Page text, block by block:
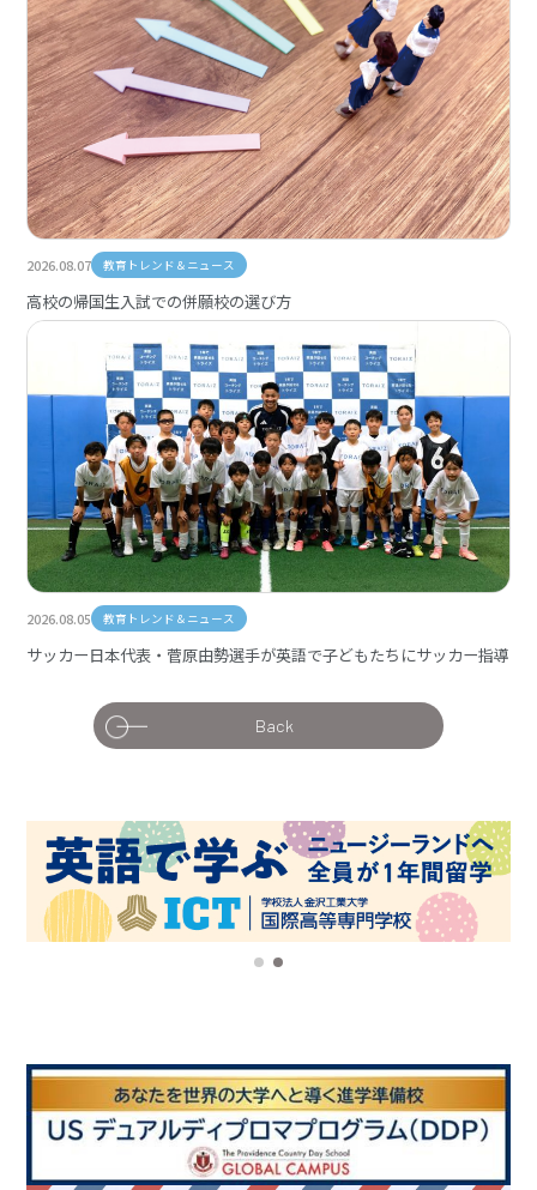
2026.08.07 教育トレンド＆ニュース
高校の帰国生入試での併願校の選び方
2026.08.05 教育トレンド＆ニュース
サッカー日本代表・菅原由勢選手が英語で子どもたちにサッカー指導
Back